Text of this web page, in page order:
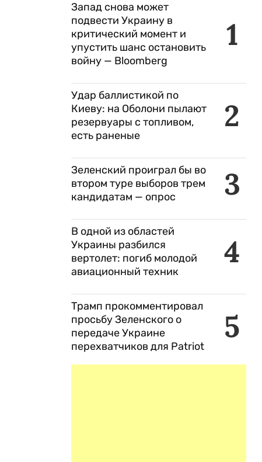
1
Запад снова может
подвести Украину в
критический момент и
упустить шанс остановить
войну — Bloomberg
2
Удар баллистикой по
Киеву: на Оболони пылают
резервуары с топливом,
есть раненые
3
Зеленский проиграл бы во
втором туре выборов трем
кандидатам — опрос
4
В одной из областей
Украины разбился
вертолет: погиб молодой
авиационный техник
5
Трамп прокомментировал
просьбу Зеленского о
передаче Украине
перехватчиков для Patriot